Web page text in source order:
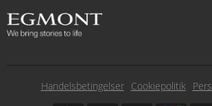
Subfooter
Handelsbetingelser Cookiepolitik